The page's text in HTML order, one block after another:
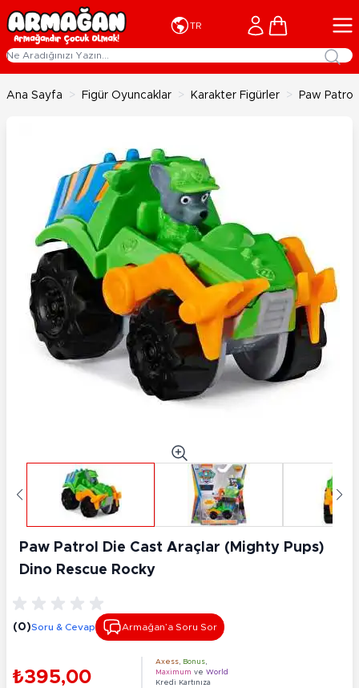
İçeriğe geç
TR Cart
Ana Sayfa > Figür Oyuncaklar > Karakter Figürler > Paw
Paw Patrol Die Cast Araçlar (Mighty Pups)
Dino Rescue Rocky
(0)Soru & Cevap Armağan’a Soru Sor
₺395,00
Axess Bonus
Maximum ve World
Kredi Kartınıza